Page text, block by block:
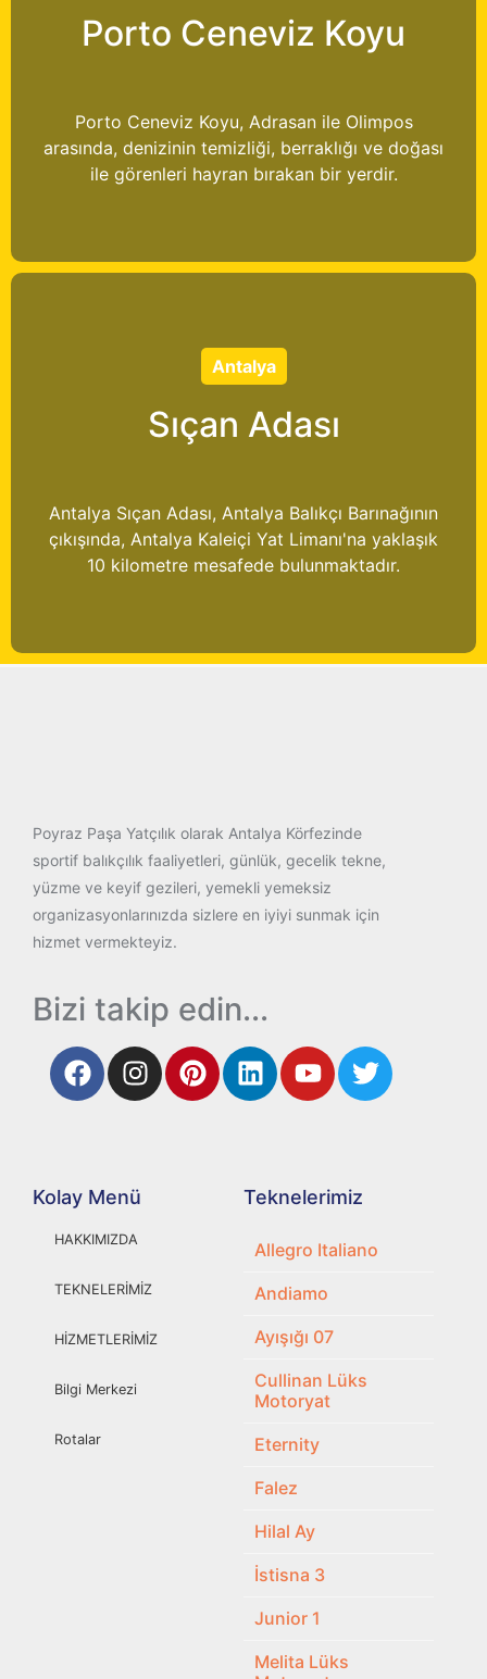
Porto Ceneviz Koyu
Porto Ceneviz Koyu, Adrasan ile Olimpos
arasında, denizinin temizliği, berraklığı ve doğası
ile görenleri hayran bırakan bir yerdir.
Antalya
Sıçan Adası
Antalya Sıçan Adası, Antalya Balıkçı Barınağının
çıkışında, Antalya Kaleiçi Yat Limanı'na yaklaşık
10 kilometre mesafede bulunmaktadır.
Poyraz Paşa Yatçılık olarak Antalya Körfezinde
sportif balıkçılık faaliyetleri, günlük, gecelik tekne,
yüzme ve keyif gezileri, yemekli yemeksiz
organizasyonlarınızda sizlere en iyiyi sunmak için
hizmet vermekteyiz.
Bizi takip edin...
Kolay Menü
HAKKIMIZDA
TEKNELERİMİZ
HİZMETLERİMİZ
Bilgi Merkezi
Rotalar
Teknelerimiz
Allegro Italiano
Andiamo
Ayışığı 07
Cullinan Lüks
Motoryat
Eternity
Falez
Hilal Ay
İstisna 3
Junior 1
Melita Lüks